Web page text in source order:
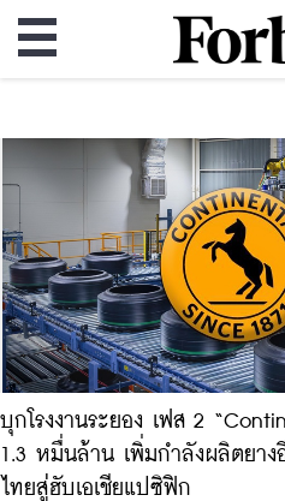
บุกโรงงานระยอง เฟส 2
1.3 หมื่นล้าน เพิ่มกำลังผลิตยา
ไทยสู่ฮับเอเชียแปซิฟิก